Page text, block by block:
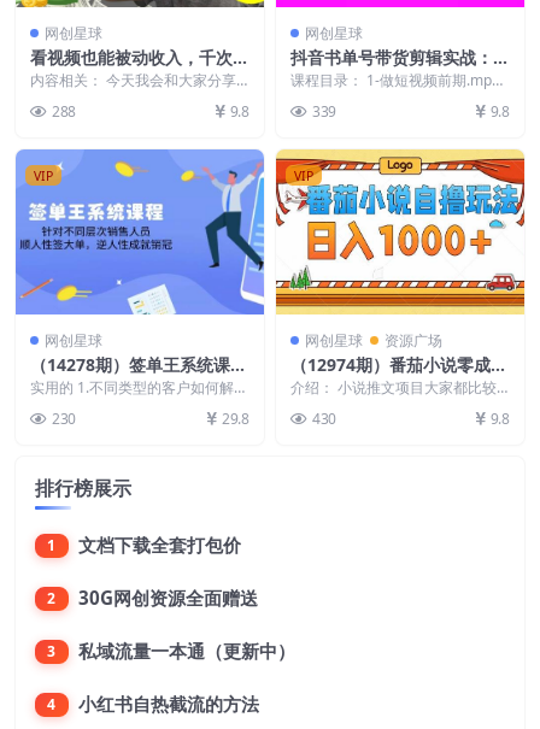
网创星球
看视频也能被动收入，千次观
看赚22美元-日赚2518+（不
内容相关： 今天我会和大家分享
看视频 你就可以1,...
288 9.8
网创星球
抖音书单号带货剪辑实战：手
把手带你 起号 涨粉 剪辑 卖
课程目录： 1-做短视频前期.mp4
少作...
339 9.8
VIP
网创星球
（14278期）签单王系统课
程，针对不同层次销售人员，
顺人性签大单，逆人性成就销
冠
实用的 1.不同类型的客户如何解决
正确判断...
230 29.8
VIP
网创星球 资源广场
（12974期）番茄小说零成本
自撸玩法，每天1000+，不看
播放量，不看视频质量
介绍： 小说推文项目大家都比较
视频发布视频，播放量...
430 9.8
排行榜展示
1 文档下载全套打包价
2 30G网创资源全面赠送
3 私域流量一本通（更新中）
4 小红书自热截流的方法